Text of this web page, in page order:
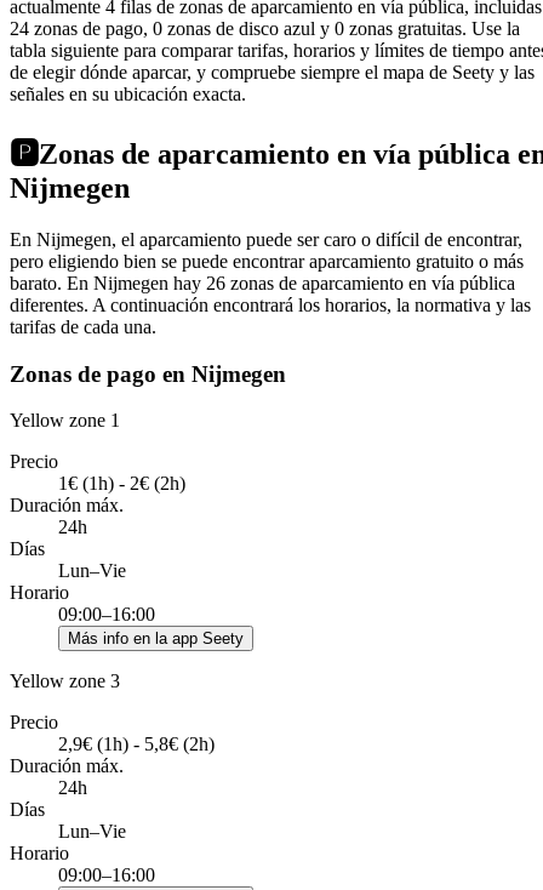
actualmente 4 filas de zonas de aparcamiento en vía pública, incluidas
24 zonas de pago, 0 zonas de disco azul y 0 zonas gratuitas. Use la
tabla siguiente para comparar tarifas, horarios y límites de tiempo
de elegir dónde aparcar, y compruebe siempre el mapa de Seety y las
señales en su ubicación exacta.
🅿️Zonas de aparcamiento en vía pública
Nijmegen
En Nijmegen, el aparcamiento puede ser caro o difícil de encontrar,
pero eligiendo bien se puede encontrar aparcamiento gratuito o más
barato. En Nijmegen hay 26 zonas de aparcamiento en vía pública
diferentes. A continuación encontrará los horarios, la normativa y las
tarifas de cada una.
Zonas de pago en Nijmegen
Yellow zone 1
Precio
1€ (1h) - 2€ (2h)
Duración máx.
24h
Días
Lun–Vie
Horario
09:00–16:00
Más info en la app Seety
Yellow zone 3
Precio
2,9€ (1h) - 5,8€ (2h)
Duración máx.
24h
Días
Lun–Vie
Horario
09:00–16:00